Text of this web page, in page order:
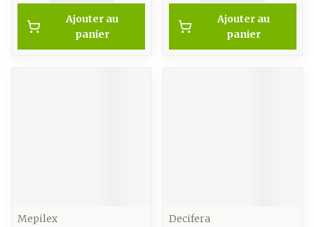
Ajouter au
panier
Ajouter au
panier
Mepilex
Decifera